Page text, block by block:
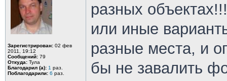
Зарегистрирован: 02 фев
2011, 19:12
Сообщений: 79
Откуда: Тула
Благодарил (а): 1 раз.
Поблагодарили: 6 раз.
разных
или иные
разные места, и
бы не завалить